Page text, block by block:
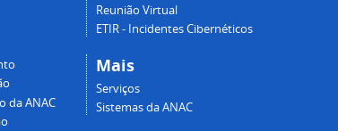
da ANAC
Reunião Virtual
ETIR - Incidentes Cibernéticos
Mais
Serviços
Sistemas da ANAC